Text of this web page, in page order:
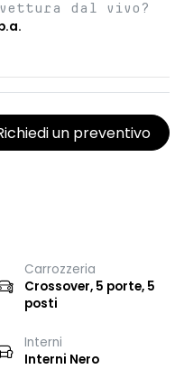
dal vivo?
un preventivo
Carrozzeria
Crossover, 5 porte, 5
posti
Interni
Interni Nero